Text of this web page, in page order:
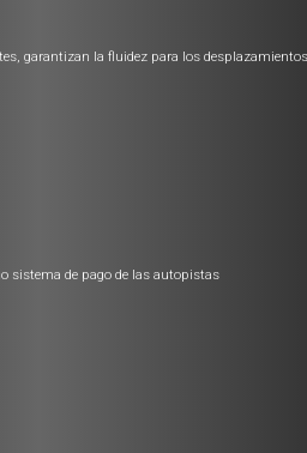
garantizan la fluidez para los desplazamientos
sistema de pago de las autopistas